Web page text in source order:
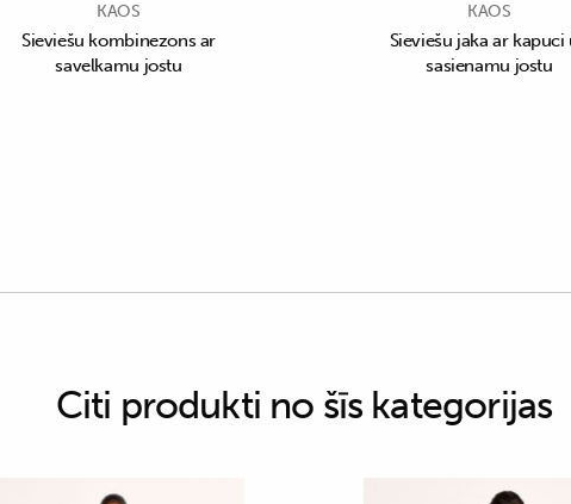
KAOS
Sieviešu kombinezons ar
savelkamu jostu
KAOS
Sieviešu jaka ar kapuci
sasienamu jostu
Citi produkti no šīs kategorijas